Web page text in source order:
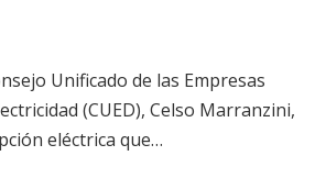
Unificado de las Empresas
(CUED), Celso Marranzini,
eléctrica que…